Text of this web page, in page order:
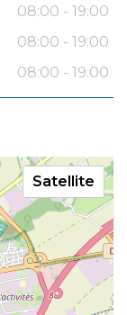
08:00 - 19:00
08:00 - 19:00
08:00 - 19:00
Satellite